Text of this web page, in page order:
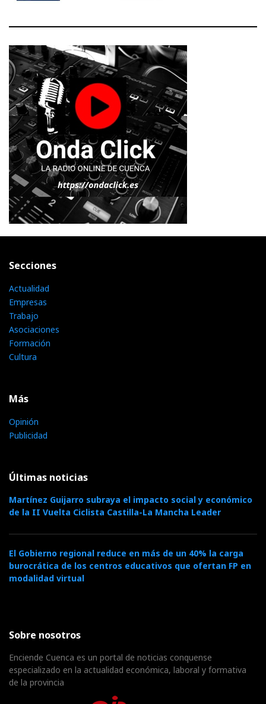
Secciones
Actualidad
Empresas
Trabajo
Asociaciones
Formación
Cultura
Más
Opinión
Publicidad
Últimas noticias
Martínez Guijarro subraya el impacto social y económico
de la II Vuelta Ciclista Castilla-La Mancha Leader
El Gobierno regional reduce en más de un 40% la carga
burocrática de los centros educativos que ofertan FP en
modalidad virtual
Sobre nosotros
Enciende Cuenca es un portal de noticias conquense
especializado en la actualidad económica, laboral y formativa
de la provincia